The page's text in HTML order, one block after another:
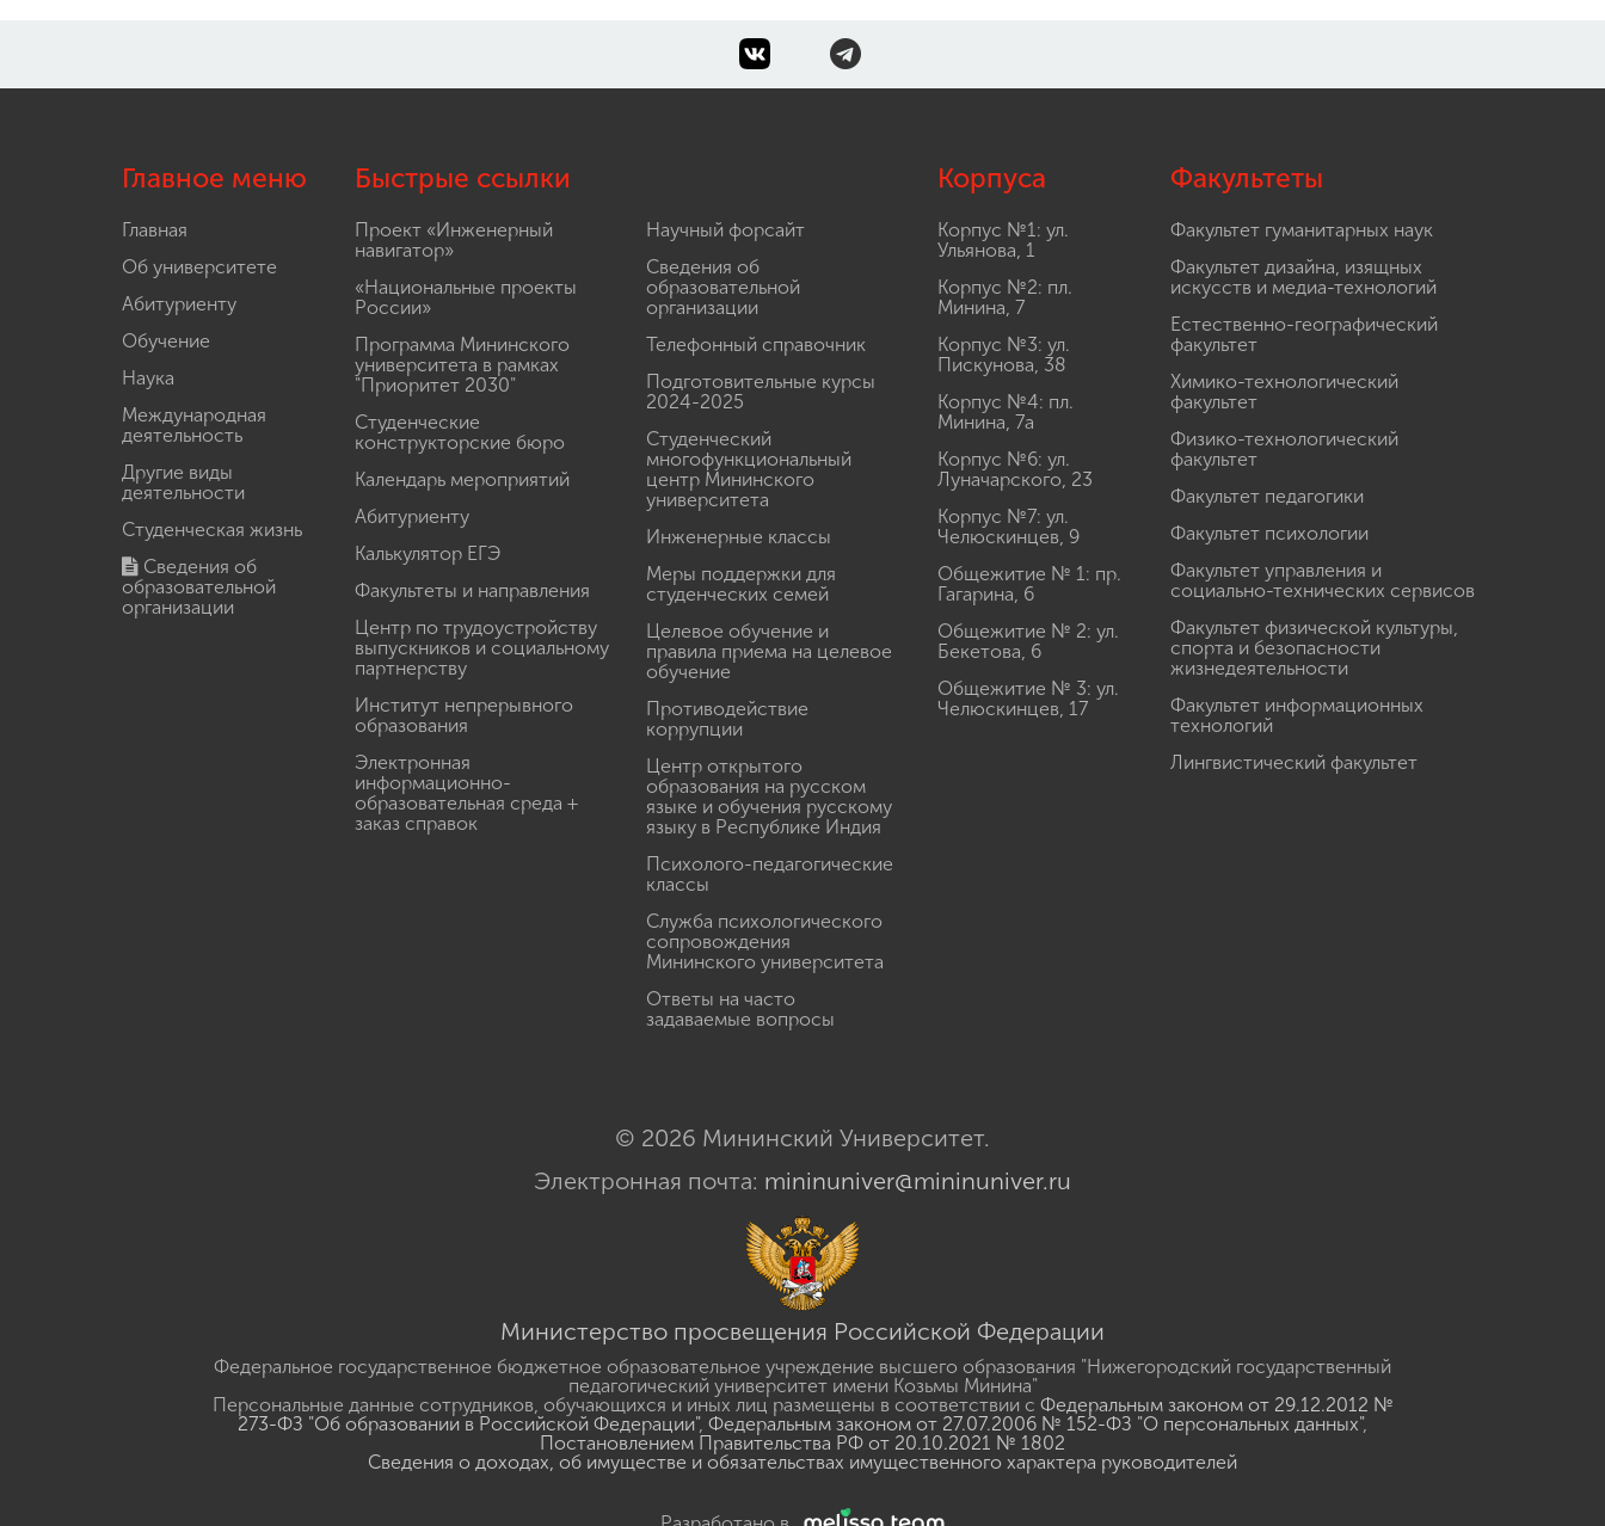
Главное меню
Главная
Об университете
Абитуриенту
Обучение
Наука
Международная
деятельность
Другие виды
деятельности
Студенческая жизнь
Сведения об
образовательной
организации
Быстрые ссылки
Проект «Инженерный
навигатор»
«Национальные проекты
России»
Программа Мининского
университета в рамках
"Приоритет 2030"
Студенческие
конструкторские бюро
Календарь мероприятий
Абитуриенту
Калькулятор ЕГЭ
Факультеты и направления
Центр по трудоустройству
выпускников и социальному
партнерству
Институт непрерывного
образования
Электронная
информационно-
образовательная среда +
заказ справок
Научный форсайт
Сведения об
образовательной
организации
Телефонный справочник
Подготовительные курсы
2024-2025
Студенческий
многофункциональный
центр Мининского
университета
Инженерные классы
Меры поддержки для
студенческих семей
Целевое обучение и
правила приема на целевое
обучение
Противодействие
коррупции
Центр открытого
образования на русском
языке и обучения русскому
языку в Республике Индия
Психолого-педагогические
классы
Служба психологического
сопровождения
Мининского университета
Ответы на часто
задаваемые вопросы
Корпуса
Корпус №1: ул.
Ульянова, 1
Корпус №2: пл.
Минина, 7
Корпус №3: ул.
Пискунова, 38
Корпус №4: пл.
Минина, 7а
Корпус №6: ул.
Луначарского, 23
Корпус №7: ул.
Челюскинцев, 9
Общежитие № 1: пр.
Гагарина, 6
Общежитие № 2: ул.
Бекетова, 6
Общежитие № 3: ул.
Челюскинцев, 17
Факультеты
Факультет гуманитарных наук
Факультет дизайна, изящных
искусств и медиа-технологий
Естественно-географический
факультет
Химико-технологический
факультет
Физико-технологический
факультет
Факультет педагогики
Факультет психологии
Факультет управления и
социально-технических сервисов
Факультет физической культуры,
спорта и безопасности
жизнедеятельности
Факультет информационных
технологий
Лингвистический факультет
© 2026 Мининский Университет.
Электронная почта: mininuniver@mininuniver.ru
Министерство просвещения Российской Федерации
Федеральное государственное бюджетное образовательное учреждение высшего образования "Нижегородский государственный
педагогический университет имени Козьмы Минина"
Персональные данные сотрудников, обучающихся и иных лиц размещены в соответствии с Федеральным законом от 29.12.2012 №
273-ФЗ "Об образовании в Российской Федерации", Федеральным законом от 27.07.2006 № 152-ФЗ "О персональных данных",
Постановлением Правительства РФ от 20.10.2021 № 1802
Сведения о доходах, об имуществе и обязательствах имущественного характера руководителей